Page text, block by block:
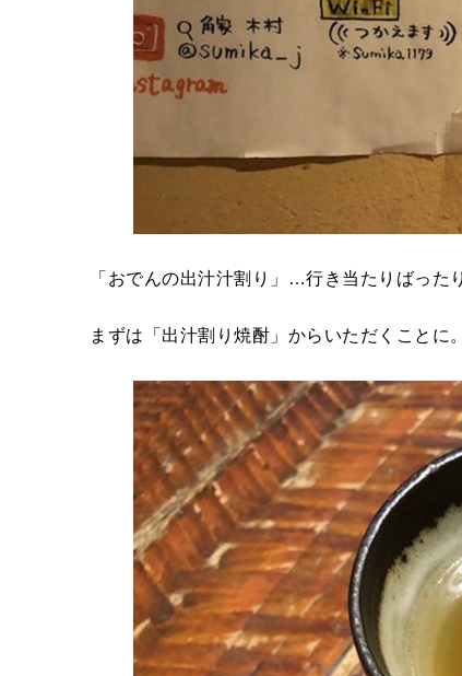
「おでんの出汁汁割り」…行き当たりばった
まずは「出汁割り焼酎」からいただくことに。